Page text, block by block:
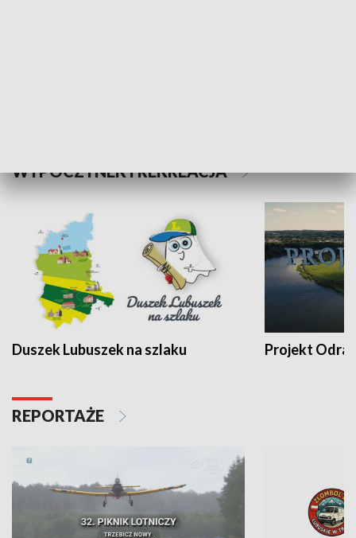
WYPOCZYNEK I REKREACJA
Duszek Lubuszek na szlaku Projekt Odra
REPORTAŻE